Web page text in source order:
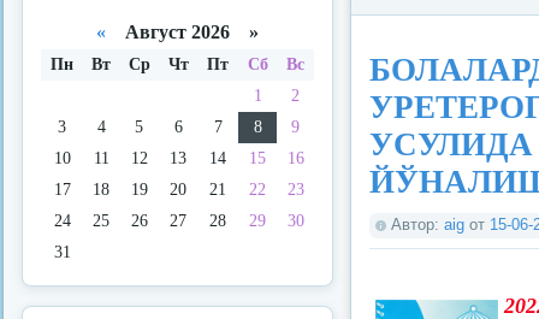
Автор: aig от 15-06-
« Август 2026 »
Пн Вт Ср Чт Пт Сб
Вс
1
2
3
4 5 6 7 8
9
10
11 12 13 14 15
16
17
18 19 20 21 22
23
24
25 26 27 28 29
30
31